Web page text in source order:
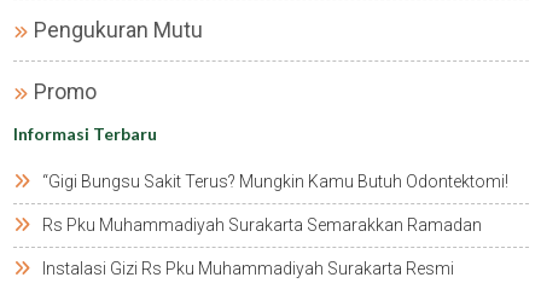
Pengukuran Mutu
Promo
Informasi Terbaru
“gigi Bungsu Sakit Terus? Mungkin Kamu Butuh Odontektomi!
Rs Pku Muhammadiyah Surakarta Semarakkan Ramadan
Instalasi Gizi Rs Pku Muhammadiyah Surakarta Resmi